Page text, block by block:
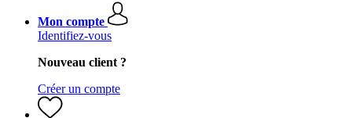
Mon compte
Identifiez-vous
Nouveau client ?
Créer un compte